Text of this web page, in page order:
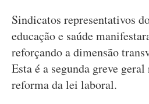
Sindicatos representativos
educação e saúde
reforçando a dimensão
Esta é a segunda greve
reforma da lei laboral.